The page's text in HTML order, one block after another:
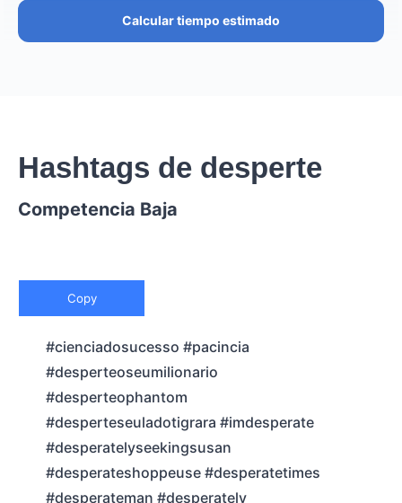
Calcular tiempo estimado
Hashtags de desperte
Competencia Baja
Copy
#cienciadosucesso #pacincia
#desperteoseumilionario
#desperteophantom
#desperteseuladotigrara #imdesperate
#desperatelyseekingsusan
#desperateshoppeuse #desperatetimes
#desperateman #desperately